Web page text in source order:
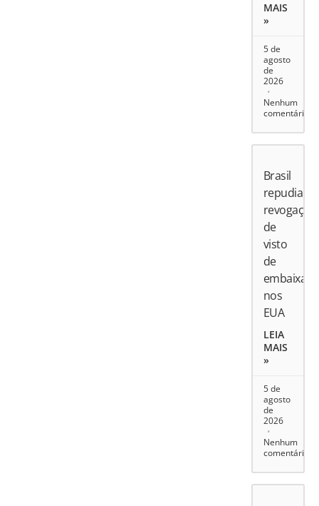
MAIS
»
5 de
agosto
de
2026
Nenhum
comentário
Brasil
repudia
revogação
de
visto
de
nos
EUA
LEIA
MAIS
»
5 de
agosto
de
2026
Nenhum
comentário